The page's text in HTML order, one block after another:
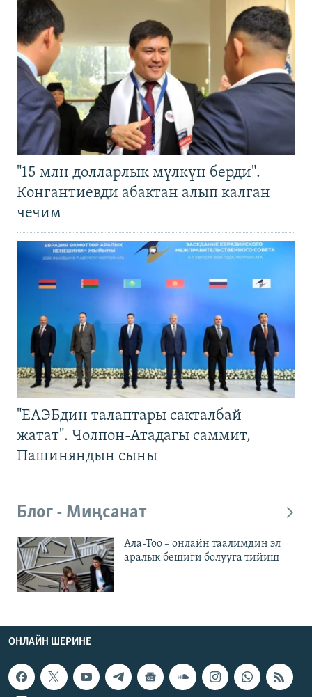
"15 млн долларлык мүлкүн берди".
Конгантиевди абактан алып калган
чечим
"ЕАЭБдин талаптары сакталбай
жатат". Чолпон-Атадагы саммит,
Пашиняндын сыны
Блог - Миңсанат
Ала-Тоо – онлайн таалимдин эл
аралык бешиги болууга тийиш
ОНЛАЙН ШЕРИНЕ